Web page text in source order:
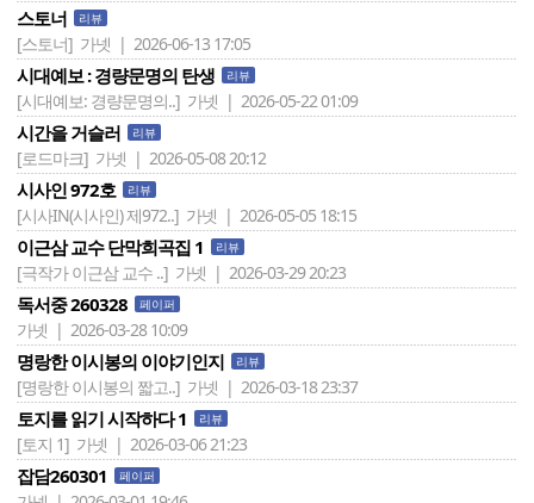
스토너 리뷰
[스토너] 가넷 | 2026-06-13 17:05
시대예보 : 경량문명의 탄생 리뷰
[시대예보: 경량문명의..] 가넷 | 2026-05-22 01:09
시간을 거슬러 리뷰
[로드마크] 가넷 | 2026-05-08 20:12
시사인 972호 리뷰
[시사IN(시사인) 제972..] 가넷 | 2026-05-05 18:15
이근삼 교수 단막희곡집 1 리뷰
[극작가 이근삼 교수 ..] 가넷 | 2026-03-29 20:23
독서중 260328 페이퍼
가넷 | 2026-03-28 10:09
명랑한 이시봉의 이야기인지 리뷰
[명랑한 이시봉의 짧고..] 가넷 | 2026-03-18 23:37
토지를 읽기 시작하다 1 리뷰
[토지 1] 가넷 | 2026-03-06 21:23
잡담260301 페이퍼